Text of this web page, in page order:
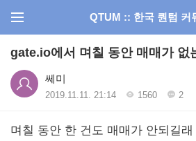
QTUM :: 한국 퀀텀 커
gate.io에서 며칠 동안 매매가 없
쎄미
2019.11.11. 21:14 1560 2
며칠 동안 한 건도 매매가 안되길